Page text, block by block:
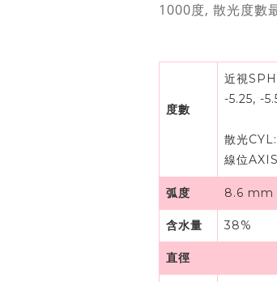
1000度, 散光度數
度數
近視
-5.25, -
散光
線位
弧度 8.6 mm
含水量 38%
直徑